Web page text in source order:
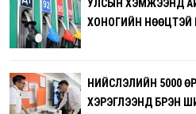
УЛСЫН ХЭМЖЭЭНД
ХОНОГИЙН НӨӨЦТЭЙ
НИЙСЛЭЛИЙН 5000
ХЭРЭГЛЭЭНД БҮРЭН